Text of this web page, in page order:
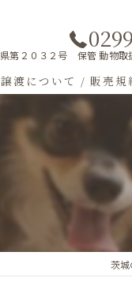
第２０３２号 保管 動物
渡について / 販売規
茨